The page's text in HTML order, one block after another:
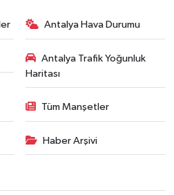
Antalya Hava Durumu
Antalya Trafik Yoğunluk
Haritası
Tüm Manşetler
Haber Arşivi